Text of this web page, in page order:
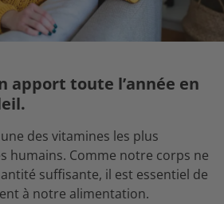
apport toute l’année en
des vitamines les plus
humains. Comme notre corps ne
suffisante, il est essentiel de
à notre alimentation.